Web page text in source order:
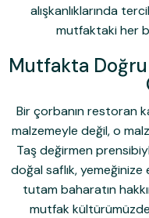
alışkanlıklarında
mutfaktaki her
Mutfakta Doğru
Bir çorbanın restoran
malzemeyle değil, o
Taş değirmen
doğal saflık,
tutam baharatın
mutfak